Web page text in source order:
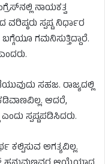
ನಾಯಕತ್ವ
ಸ್ಪಷ್ಟ ನಿರ್ಧಾರ
ಬಗ್ಗೆಯೂ ಗಮನಿಸುತ್ತಿದ್ದಾರೆ.
ಸಹಜ. ರಾಜ್ಯದಲ್ಲಿ
ಆದರೆ,
ಸ್ಪಷ್ಟಪಡಿಸಿದರು.
ಅಗತ್ಯವಿಲ್ಲ.